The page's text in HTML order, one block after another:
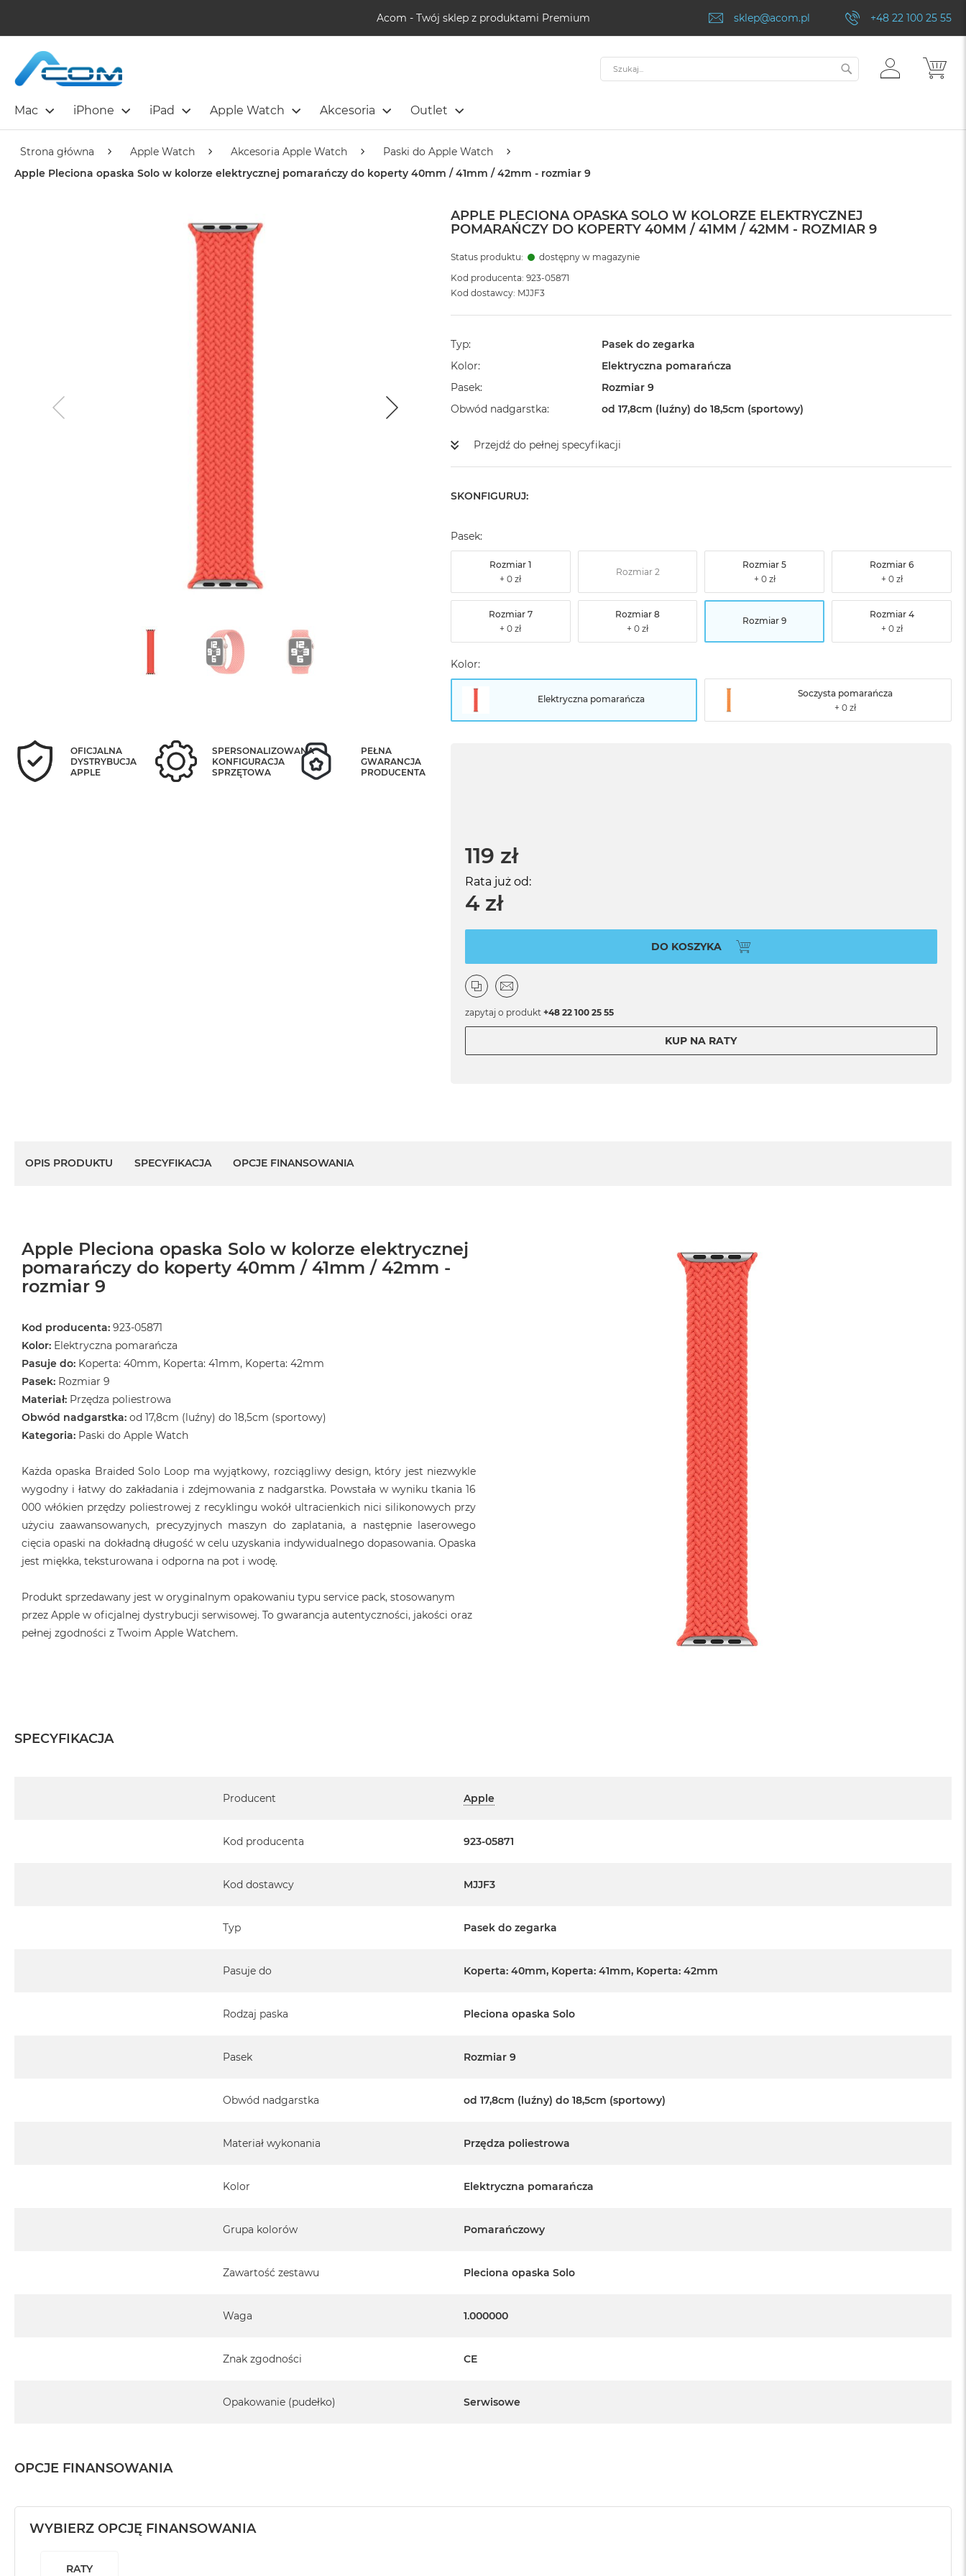
Acom - Twój sklep z produktami Premium sklep@acom.pl +48 22 100 25 55
Mac iPhone iPad Apple Watch Akcesoria Outlet
ZALOGUJ
SIĘ
Szukaj SZUKAJ
Strona główna Apple Watch Akcesoria Apple Watch
Paski do Apple Watch
Apple Pleciona opaska Solo w kolorze elektrycznej pomarańczy do koperty 40mm / 41mm / 42mm - rozmiar 9
APPLE PLECIONA OPASKA SOLO W KOLORZE ELEKTRYCZNEJ
POMARAŃCZY DO KOPERTY 40MM / 41MM / 42MM - ROZMIAR 9
Status produktu:
dostępny w magazynie
Kod producenta: 923-05871
Kod dostawcy: MJJF3
Typ
Pasek do zegarka
Kolor
Elektryczna pomarańcza
Pasek
Rozmiar 9
Obwód nadgarstka
od 17,8cm (luźny) do 18,5cm (sportowy)
Przejdź do pełnej specyfikacji
SKONFIGURUJ:
Pasek:
Rozmiar 1
Rozmiar 2
Rozmiar 5 Rozmiar 6
Rozmiar 7 Rozmiar 8
Rozmiar 9
Rozmiar 4
Kolor:
Elektryczna pomarańcza
Soczysta pomarańcza
119 zł
Rata już od:
4 zł
DO KOSZYKA
zapytaj o produkt +48 22 100 25 55
KUP NA RATY
OFICJALNA
DYSTRYBUCJA
APPLE
SPERSONALIZOWANA
KONFIGURACJA
SPRZĘTOWA
PEŁNA
GWARANCJA
PRODUCENTA
OPIS PRODUKTU SPECYFIKACJA OPCJE FINANSOWANIA
Apple Pleciona opaska Solo w kolorze elektrycznej
pomarańczy do koperty 40mm / 41mm / 42mm -
rozmiar 9
Kod producenta: 923-05871
Kolor: Elektryczna pomarańcza
Pasuje do: Koperta: 40mm, Koperta: 41mm, Koperta: 42mm
Pasek: Rozmiar 9
Materiał: Przędza poliestrowa
Obwód nadgarstka: od 17,8cm (luźny) do 18,5cm (sportowy)
Kategoria: Paski do Apple Watch
Każda opaska Braided Solo Loop ma wyjątkowy, rozciągliwy design, który jest niezwykle
wygodny i łatwy do zakładania i zdejmowania z nadgarstka. Powstała w wyniku tkania 16
000 włókien przędzy poliestrowej z recyklingu wokół ultracienkich nici silikonowych przy
użyciu zaawansowanych, precyzyjnych maszyn do zaplatania, a następnie laserowego
cięcia opaski na dokładną długość w celu uzyskania indywidualnego dopasowania. Opaska
jest miękka, teksturowana i odporna na pot i wodę.
Produkt sprzedawany jest w oryginalnym opakowaniu typu service pack, stosowanym
przez Apple w oficjalnej dystrybucji serwisowej. To gwarancja autentyczności, jakości oraz
pełnej zgodności z Twoim Apple Watchem.
SPECYFIKACJA
Producent
Apple
Kod producenta 923-05871
Kod dostawcy MJJF3
Typ Pasek do zegarka
Pasuje do Koperta: 40mm, Koperta: 41mm, Koperta: 42mm
Rodzaj paska Pleciona opaska Solo
Pasek Rozmiar 9
Obwód nadgarstka od 17,8cm (luźny) do 18,5cm (sportowy)
Materiał wykonania Przędza poliestrowa
Kolor Elektryczna pomarańcza
Grupa kolorów Pomarańczowy
Zawartość zestawu Pleciona opaska Solo
Waga 1.000000
Znak zgodności CE
Opakowanie (pudełko) Serwisowe
OPCJE FINANSOWANIA
WYBIERZ OPCJĘ FINANSOWANIA
RATY